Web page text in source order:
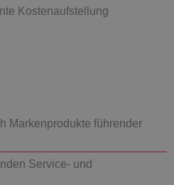
Kostenaufstellung
Markenprodukte führender
Service- und